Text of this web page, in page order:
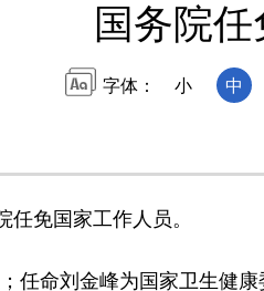
国务院
字体： 小 中
免国家工作人员。
命刘金峰为国家卫生健康